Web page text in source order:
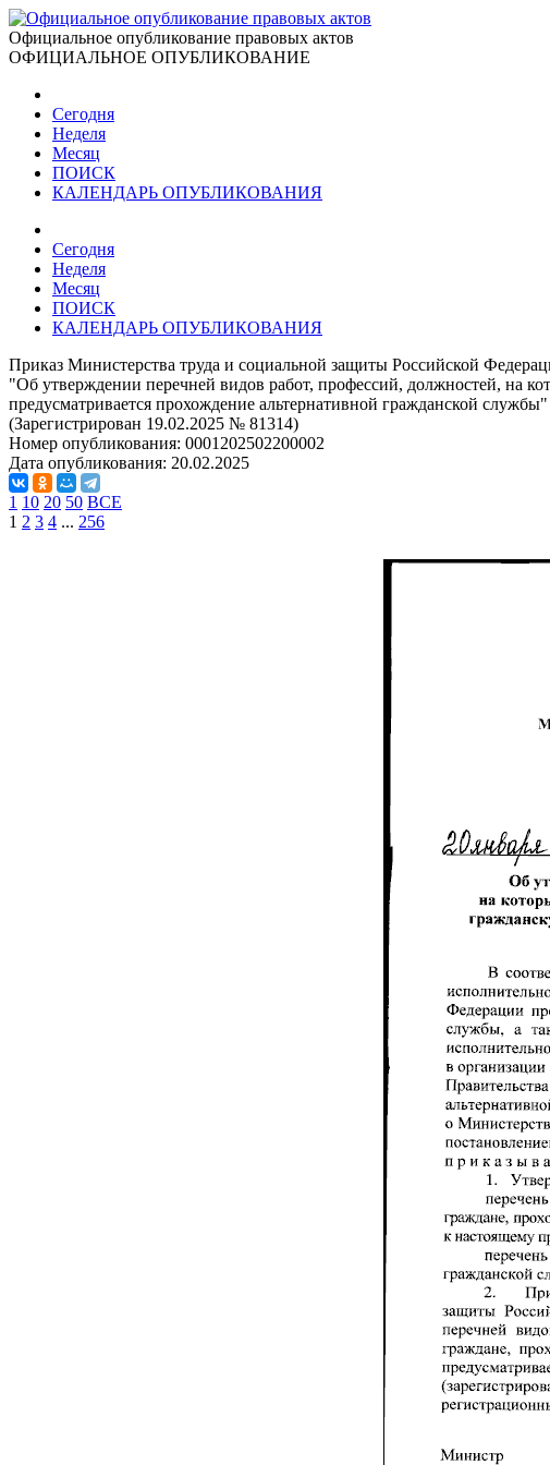
Официальное опубликование правовых актов
ОФИЦИАЛЬНОЕ ОПУБЛИКОВАНИЕ
Сегодня
Неделя
Месяц
ПОИСК
КАЛЕНДАРЬ ОПУБЛИКОВАНИЯ
Сегодня
Неделя
Месяц
ПОИСК
КАЛЕНДАРЬ ОПУБЛИКОВАНИЯ
Приказ Министерства труда и социальной защиты Российской
"Об утверждении перечней видов работ, профессий, должностей, на
предусматривается прохождение альтернативной гражданской службы"
(Зарегистрирован 19.02.2025 № 81314)
Номер опубликования: 0001202502200002
Дата опубликования: 20.02.2025
1 10 20 50 ВСЕ
1 2 3 4 ... 256